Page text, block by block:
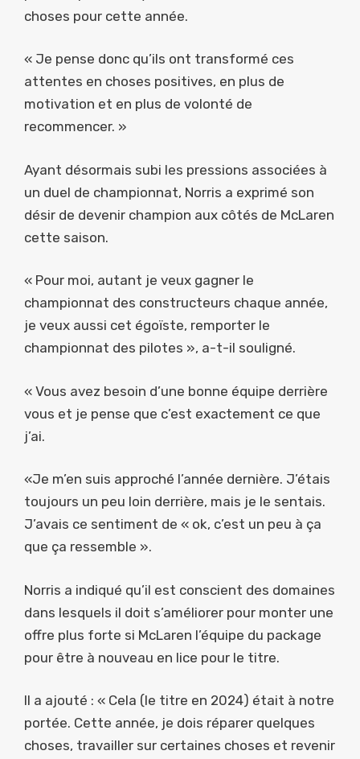
choses pour cette année.
« Je pense donc qu’ils ont transformé ces
attentes en choses positives, en plus de
motivation et en plus de volonté de
recommencer. »
Ayant désormais subi les pressions associées à
un duel de championnat, Norris a exprimé son
désir de devenir champion aux côtés de McLaren
cette saison.
« Pour moi, autant je veux gagner le
championnat des constructeurs chaque année,
je veux aussi cet égoïste, remporter le
championnat des pilotes », a-t-il souligné.
« Vous avez besoin d’une bonne équipe derrière
vous et je pense que c’est exactement ce que
j’ai.
«Je m’en suis approché l’année dernière. J’étais
toujours un peu loin derrière, mais je le sentais.
J’avais ce sentiment de « ok, c’est un peu à ça
que ça ressemble ».
Norris a indiqué qu’il est conscient des domaines
dans lesquels il doit s’améliorer pour monter une
offre plus forte si McLaren l’équipe du package
pour être à nouveau en lice pour le titre.
Il a ajouté : « Cela (le titre en 2024) était à notre
portée. Cette année, je dois réparer quelques
choses, travailler sur certaines choses et revenir